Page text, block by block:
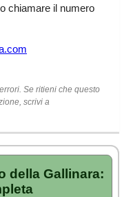
chiamare il numero
Se ritieni che questo
scrivi a
della Gallinara: